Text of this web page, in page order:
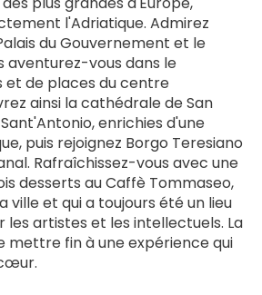
l'Adriatique. Admirez
du Gouvernement et le
aventurez-vous dans le
et de places du centre
ainsi la cathédrale de San
enrichies d'une
puis rejoignez Borgo Teresiano
Rafraîchissez-vous avec une
desserts au Caffè Tommaseo,
ville et qui a toujours été un lieu
artistes et les intellectuels. La
mettre fin à une expérience qui